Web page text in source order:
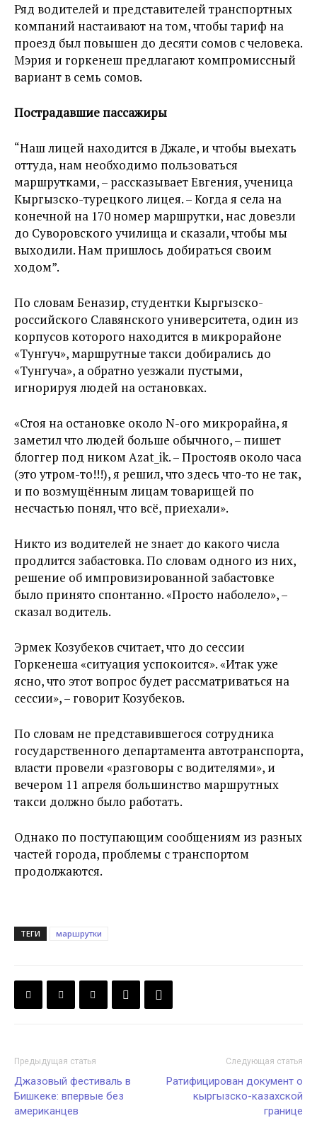
Ряд водителей и представителей транспортных
компаний настаивают на том, чтобы тариф на
проезд был повышен до десяти сомов с человека.
Мэрия и горкенеш предлагают компромиссный
вариант в семь сомов.
Пострадавшие пассажиры
“Наш лицей находится в Джале, и чтобы выехать
оттуда, нам необходимо пользоваться
маршрутками, – рассказывает Евгения, ученица
Кыргызско-турецкого лицея. – Когда я села на
конечной на 170 номер маршрутки, нас довезли
до Суворовского училища и сказали, чтобы мы
выходили. Нам пришлось добираться своим
ходом”.
По словам Беназир, студентки Кыргызско-
российского Славянского университета, один из
корпусов которого находится в микрорайоне
«Тунгуч», маршрутные такси добирались до
«Тунгуча», а обратно уезжали пустыми,
игнорируя людей на остановках.
«Стоя на остановке около N-ого микрорайна, я
заметил что людей больше обычного, – пишет
блоггер под ником Azat_ik. – Простояв около часа
(это утром-то!!!), я решил, что здесь что-то не так,
и по возмущённым лицам товарищей по
несчастью понял, что всё, приехали».
Никто из водителей не знает до какого числа
продлится забастовка. По словам одного из них,
решение об импровизированной забастовке
было принято спонтанно. «Просто наболело», –
сказал водитель.
Эрмек Козубеков считает, что до сессии
Горкенеша «ситуация успокоится». «Итак уже
ясно, что этот вопрос будет рассматриваться на
сессии», – говорит Козубеков.
По словам не представившегося сотрудника
государственного департамента автотранспорта,
власти провели «разговоры с водителями», и
вечером 11 апреля большинство маршрутных
такси должно было работать.
Однако по поступающим сообщениям из разных
частей города, проблемы с транспортом
продолжаются.
ТЕГИ маршрутки
Предыдущая статья
Джазовый фестиваль в
Бишкеке: впервые без
американцев
Следующая статья
Ратифицирован документ о
кыргызско-казахской
границе